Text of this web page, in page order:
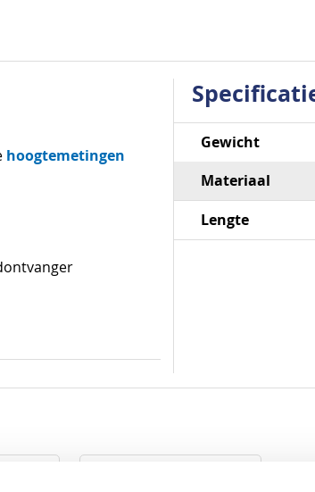
hoogtemetingen
Specificaties
Gewicht
Materiaal
Lengte